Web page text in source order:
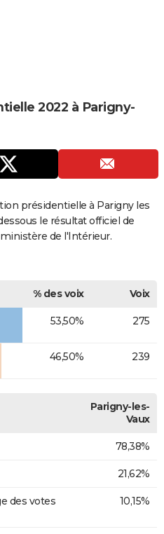
2022 à Parigny-
présidentielle à Parigny les
le résultat officiel de
de l'Intérieur.
% des voix
Voix
53,50% 275
46,50% 239
Parigny-les-
Vaux
78,38%
21,62%
des votes
10,15%